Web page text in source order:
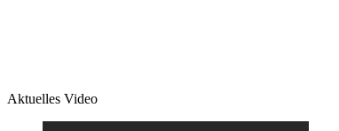
Aktuelles Video